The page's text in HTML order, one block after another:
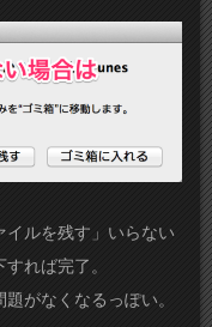
イルを残す」いらない
れば完了。
がなくなるっぽい。